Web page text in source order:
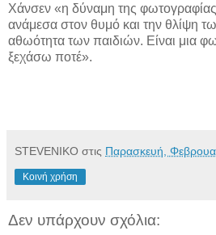
Χάνσεν «η δύναμη της φωτογραφίας
ανάμεσα στον θυμό και την θλίψη
αθωότητα των παιδιών. Είναι μια
ξεχάσω ποτέ».
STEVENIKO στις Παρασκευή,
Κοινή χρήση
Δεν υπάρχουν σχόλια: